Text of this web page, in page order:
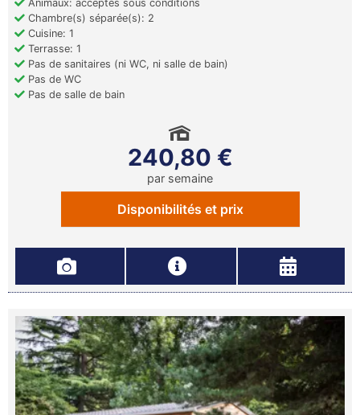
Animaux: acceptés sous conditions
Chambre(s) séparée(s): 2
Cuisine: 1
Terrasse: 1
Pas de sanitaires (ni WC, ni salle de bain)
Pas de WC
Pas de salle de bain
240,80 €
par semaine
Disponibilités et prix